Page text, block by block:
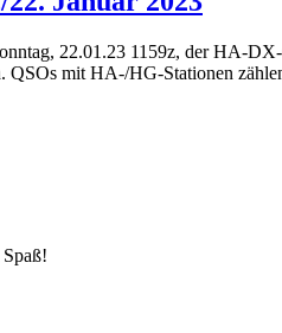
22.01.23 1159z, der HA-
mit HA-/HG-Stationen